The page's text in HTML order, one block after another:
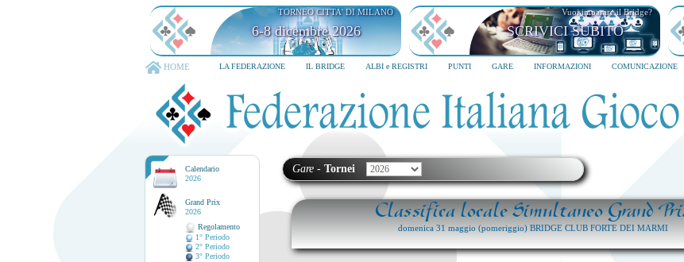
TORNEO CITTA' DI MILANO
6-8 dicembre 2026
Vuoi imparare il Bridge?
SCRIVICI SUBITO
HOME LA FEDERAZIONE IL BRIDGE ALBI e REGISTRI PUNTI GARE INFORMAZIONI COMUNICAZIONE
Calendario
2026
Grand Prix
2026
Regolamento
1° Periodo
2° Periodo
3° Periodo
Gare - Tornei
Classifica locale Simultaneo Grand
domenica 31 maggio (pomeriggio) BRIDGE CLUB FORTE DEI MARMI